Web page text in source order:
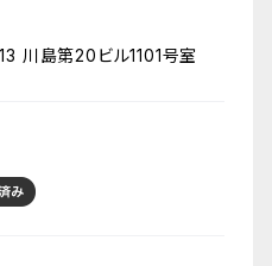
川島第20ビル1101号室